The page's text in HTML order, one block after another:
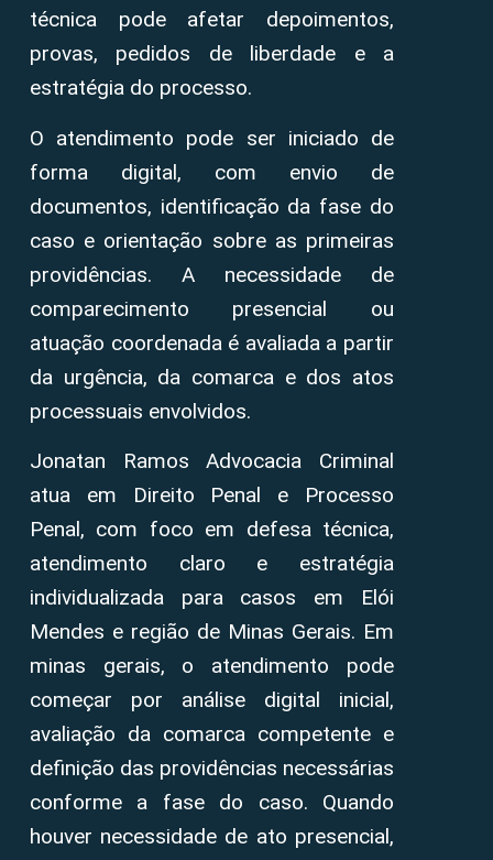
técnica pode afetar depoimentos,
provas, pedidos de liberdade e a
estratégia do processo.
O atendimento pode ser iniciado de
forma digital, com envio de
documentos, identificação da fase do
caso e orientação sobre as primeiras
providências. A necessidade de
comparecimento presencial ou
atuação coordenada é avaliada a partir
da urgência, da comarca e dos atos
processuais envolvidos.
Jonatan Ramos Advocacia Criminal
atua em Direito Penal e Processo
Penal, com foco em defesa técnica,
atendimento claro e estratégia
individualizada para casos em Elói
Mendes e região de Minas Gerais. Em
minas gerais, o atendimento pode
começar por análise digital inicial,
avaliação da comarca competente e
definição das providências necessárias
conforme a fase do caso. Quando
houver necessidade de ato presencial,